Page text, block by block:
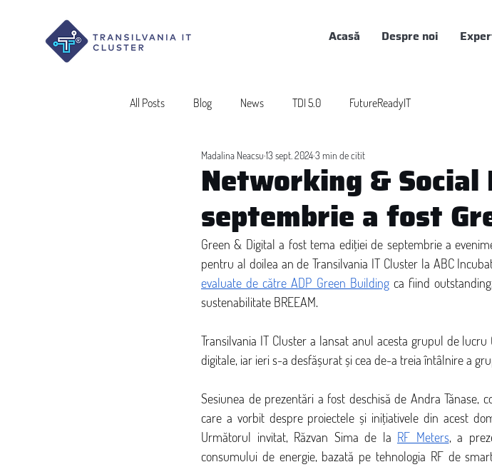
Acasă Despre noi
All Posts Blog News TDI 5.0 FutureReadyIT
Networking &
septembrie a fost
Madalina Neacsu 13 sept. 20243 min de citit
Green & Digital a fost tema ediției de septembrie a
evaluate de către ADP Green Building ca fiind
sustenabilitate BREEAM.
Transilvania IT Cluster a lansat anul acesta grupul de
digitale, iar ieri s-a desfășurat și cea de-a treia întâlnire a
Sesiunea de prezentări a fost deschisă de Andra Tănase,
care a vorbit despre proiectele și inițiativele din acest
Următorul invitat, Răzvan Sima de la RF Meters, a
consumului de energie, bazată pe tehnologia RF de